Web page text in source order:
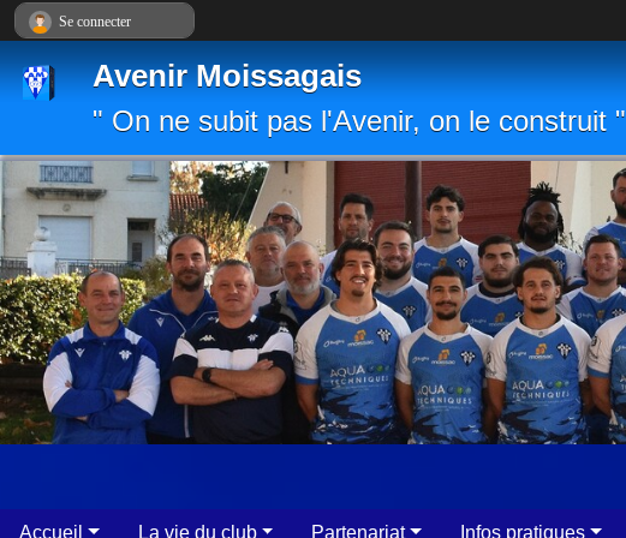
Avenir Moissagais
" On ne subit pas l'Avenir, on le construit "
Accueil La vie du club Partenariat Infos pratiques
Se connecter
Panneau de gestion des cookies